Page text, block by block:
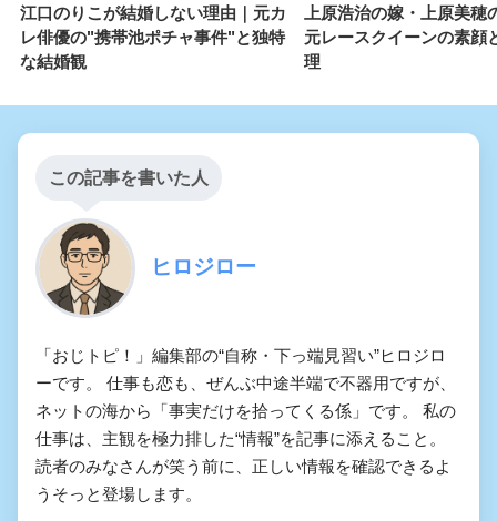
江口のりこが結婚しない理由｜元カ
レ俳優の"携帯池ポチャ事件"と独特
な結婚観
上原浩治の嫁・上原美穂
元レースクイーンの素顔
理
この記事を書いた人
ヒロジロー
「おじトピ！」編集部の“自称・下っ端見習い”ヒロジロ
ーです。 仕事も恋も、ぜんぶ中途半端で不器用ですが、
ネットの海から「事実だけを拾ってくる係」です。 私の
仕事は、主観を極力排した“情報”を記事に添えること。
読者のみなさんが笑う前に、正しい情報を確認できるよ
うそっと登場します。